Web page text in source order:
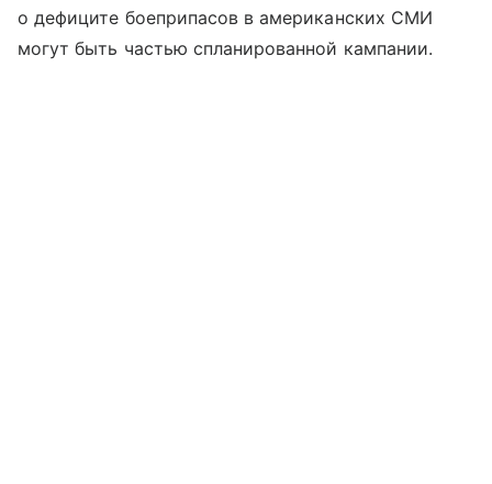
о дефиците боеприпасов в американских СМИ
могут быть частью спланированной кампании.